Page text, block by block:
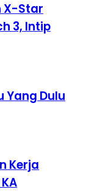
X-Star
3, Intip
Yang Dulu
Kerja